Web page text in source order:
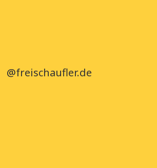
@freischaufler.de